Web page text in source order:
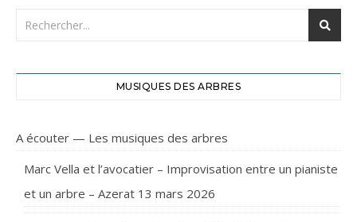
MUSIQUES DES ARBRES
A écouter — Les musiques des arbres
Marc Vella et l’avocatier – Improvisation entre un pianiste
et un arbre – Azerat 13 mars 2026